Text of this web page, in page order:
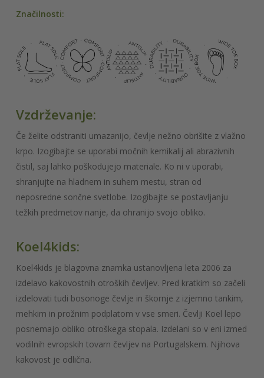
Značilnosti:
Vzdrževanje:
Če želite odstraniti umazanijo, čevlje nežno obrišite z vlažno
krpo. Izogibajte se uporabi močnih kemikalij ali abrazivnih
čistil, saj lahko poškodujejo materiale. Ko ni v uporabi,
shranjujte na hladnem in suhem mestu, stran od
neposredne sončne svetlobe. Izogibajte se postavljanju
težkih predmetov nanje, da ohranijo svojo obliko.
Koel4kids:
Koel4kids je blagovna znamka ustanovljena leta 2006 za
izdelavo kakovostnih otroških čevljev. Pred kratkim so začeli
izdelovati tudi bosonoge čevlje in škornje z izjemno tankim,
mehkim in prožnim podplatom v vse smeri. Čevlji Koel lepo
posnemajo obliko otroškega stopala. Izdelani so v eni izmed
vodilnih evropskih tovarn čevljev na Portugalskem. Njihova
kakovost je odlična.